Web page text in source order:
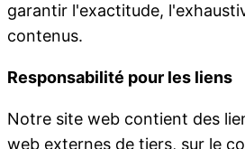
garantir l'exactitude,
contenus.
Responsabilité pour les liens
Notre site web contient des
web externes de tiers, sur le